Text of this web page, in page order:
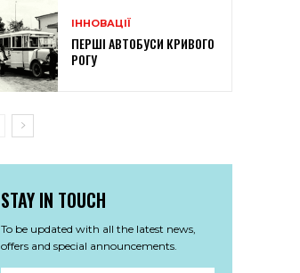
ІННОВАЦІЇ
ПЕРШІ АВТОБУСИ КРИВОГО
РОГУ
STAY IN TOUCH
To be updated with all the latest news,
offers and special announcements.